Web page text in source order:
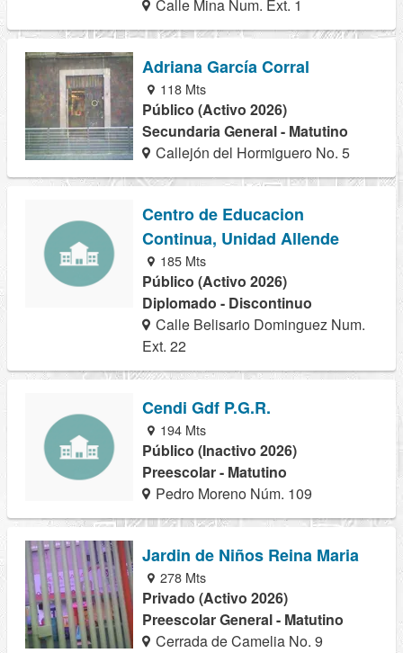
Calle Mina Num. Ext. 1
Adriana García Corral
118 Mts
Público (Activo 2026)
Secundaria General - Matutino
Callejón del Hormiguero No. 5
Centro de Educacion
Continua, Unidad Allende
185 Mts
Público (Activo 2026)
Diplomado - Discontinuo
Calle Belisario Dominguez Num.
Ext. 22
Cendi Gdf P.G.R.
194 Mts
Público (Inactivo 2026)
Preescolar - Matutino
Pedro Moreno Núm. 109
Jardin de Niños Reina Maria
278 Mts
Privado (Activo 2026)
Preescolar General - Matutino
Cerrada de Camelia No. 9